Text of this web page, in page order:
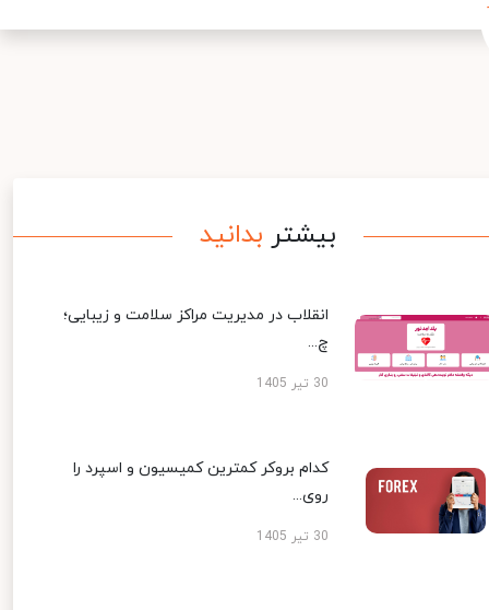
بیشتر بدانید
انقلاب در مدیریت مراکز سلامت و زیبایی؛
چ...
30 تیر 1405
کدام بروکر کمترین کمیسیون و اسپرد را
روی...
30 تیر 1405